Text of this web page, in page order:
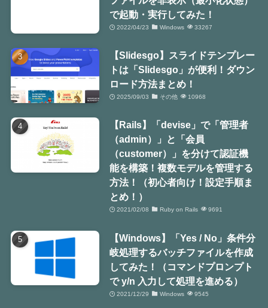
で起動・実行してみた！
2022/04/23 Windows 33267
【Slidesgo】スライドテンプレー
トは「Slidesgo」が便利！ダウン
ロード方法まとめ！
2025/09/03 その他 10968
【Rails】「devise」で「管理者
（admin）」と「会員
（customer）」を分けて認証機
能を構築！複数モデルを管理する
方法！（初心者向け！設定手順ま
とめ！）
2021/02/08 Ruby on Rails 9691
【Windows】「Yes / No」条件分
岐処理するバッチファイルを作成
してみた！（コマンドプロンプト
で y/n 入力して処理を進める）
2021/12/29 Windows 9545